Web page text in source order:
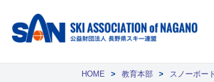
content
HOME > 教育本部 > スノーボー